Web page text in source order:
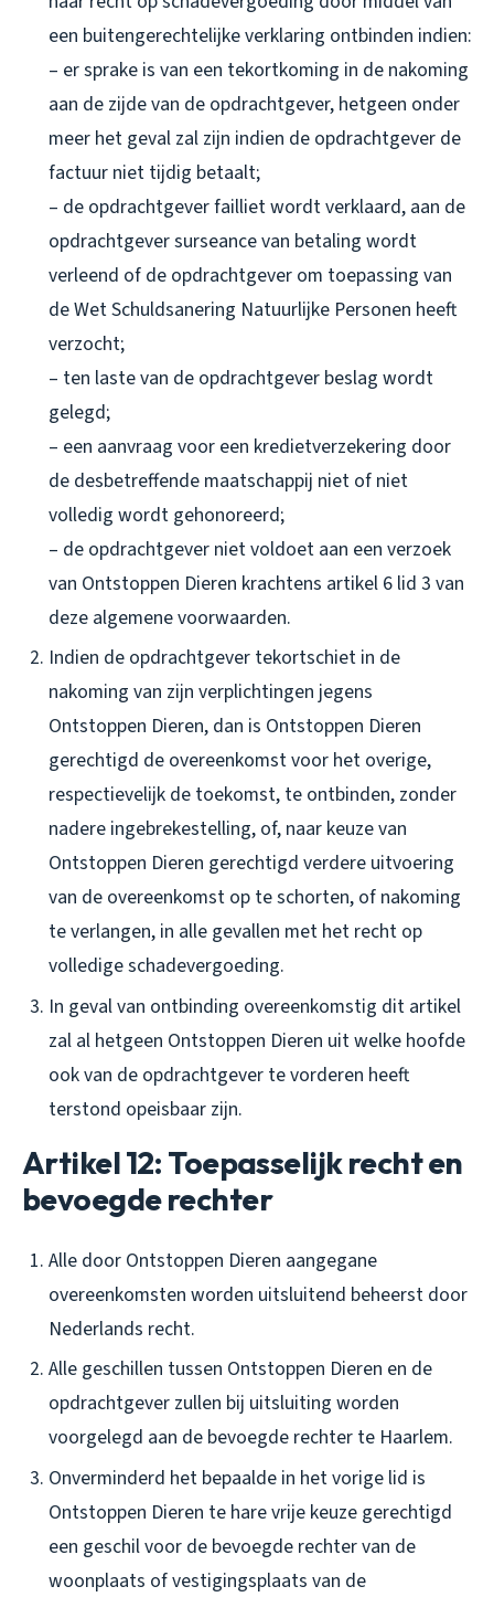
een buitengerechtelijke verklaring ontbinden indien:
– er sprake is van een tekortkoming in de nakoming
aan de zijde van de opdrachtgever, hetgeen onder
meer het geval zal zijn indien de opdrachtgever de
factuur niet tijdig betaalt;
– de opdrachtgever failliet wordt verklaard, aan de
opdrachtgever surseance van betaling wordt
verleend of de opdrachtgever om toepassing van
de Wet Schuldsanering Natuurlijke Personen heeft
verzocht;
– ten laste van de opdrachtgever beslag wordt
gelegd;
– een aanvraag voor een kredietverzekering door
de desbetreffende maatschappij niet of niet
volledig wordt gehonoreerd;
– de opdrachtgever niet voldoet aan een verzoek
van Ontstoppen Dieren krachtens artikel 6 lid 3 van
deze algemene voorwaarden.
Indien de opdrachtgever tekortschiet in de
nakoming van zijn verplichtingen jegens
Ontstoppen Dieren, dan is Ontstoppen Dieren
gerechtigd de overeenkomst voor het overige,
respectievelijk de toekomst, te ontbinden, zonder
nadere ingebrekestelling, of, naar keuze van
Ontstoppen Dieren gerechtigd verdere uitvoering
van de overeenkomst op te schorten, of nakoming
te verlangen, in alle gevallen met het recht op
volledige schadevergoeding.
In geval van ontbinding overeenkomstig dit artikel
zal al hetgeen Ontstoppen Dieren uit welke hoofde
ook van de opdrachtgever te vorderen heeft
terstond opeisbaar zijn.
Artikel 12: Toepasselijk recht en
bevoegde rechter
Alle door Ontstoppen Dieren aangegane
overeenkomsten worden uitsluitend beheerst door
Nederlands recht.
Alle geschillen tussen Ontstoppen Dieren en de
opdrachtgever zullen bij uitsluiting worden
voorgelegd aan de bevoegde rechter te Haarlem.
Onverminderd het bepaalde in het vorige lid is
Ontstoppen Dieren te hare vrije keuze gerechtigd
een geschil voor de bevoegde rechter van de
woonplaats of vestigingsplaats van de